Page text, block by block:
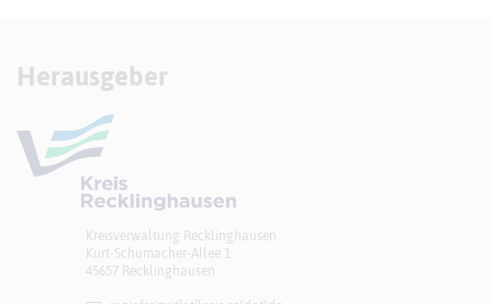
Herausgeber
Kreisverwaltung Recklinghausen
Kurt-Schumacher-Allee 1
45657 Recklinghausen